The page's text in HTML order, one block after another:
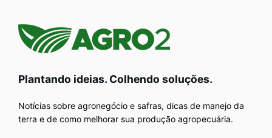
Plantando ideias. Colhendo soluções.
Notícias sobre agronegócio e safras, dicas de manejo da
terra e de como melhorar sua produção agropecuária.